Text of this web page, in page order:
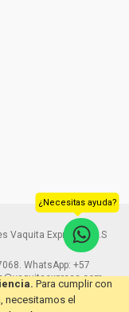
Para cumplir con
necesitamos el
Vaquita Express S.A.S
WhatsApp: +57
¿Necesitas ayuda?